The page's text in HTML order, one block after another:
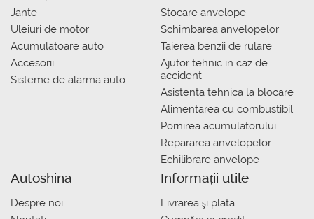
Jante
Uleiuri de motor
Acumulatoare auto
Accesorii
Sisteme de alarma auto
Stocare anvelope
Schimbarea anvelopelor
Taierea benzii de rulare
Ajutor tehnic in caz de
accident
Asistenta tehnica la blocare
Alimentarea cu combustibil
Pornirea acumulatorului
Repararea anvelopelor
Echilibrare anvelope
Autoshina
Despre noi
Informații utile
Livrarea şi plata